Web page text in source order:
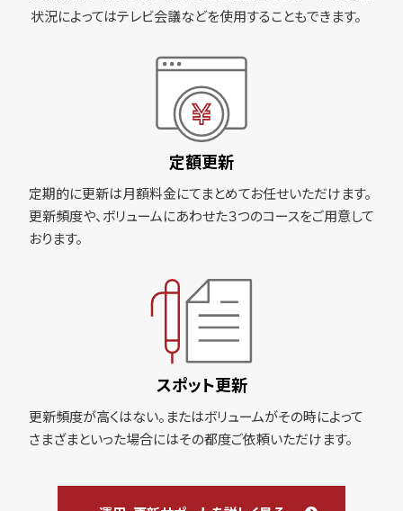
状況によってはテレビ会議などを使用することもできます。
定額更新
定期的に更新は月額料金にてまとめてお任せいただけます。
更新頻度や、ボリュームにあわせた３つのコースをご用意して
おります。
スポット更新
更新頻度が高くはない。またはボリュームがその時によって
さまざまといった場合にはその都度ご依頼いただけます。